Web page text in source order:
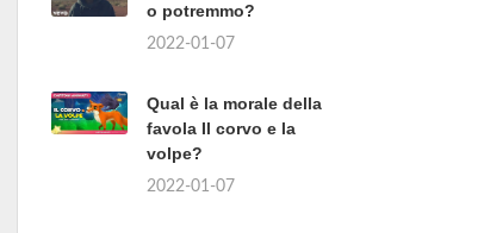
o potremmo?
2022-01-07
Qual è la morale della
favola Il corvo e la
volpe?
2022-01-07